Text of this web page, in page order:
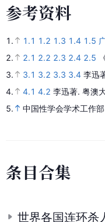
参考资料
1. 1.1 1.2 1.3 1.4 1.5
2.
2.1 2.2 2.3 2.4 2.5
3.
3.1 3.2 3.3 3.4 李迅
4.
4.1 4.2 李迅著. 粤澳
5.
中国性学会学术工作
条目合集
世界各国连环杀